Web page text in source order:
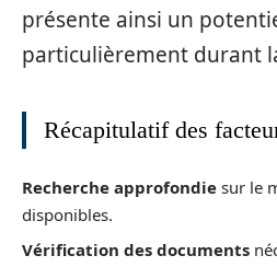
présente ainsi un
particulièrement durant
Récapitulatif des
Recherche approfondie sur le
disponibles.
Vérification des documents